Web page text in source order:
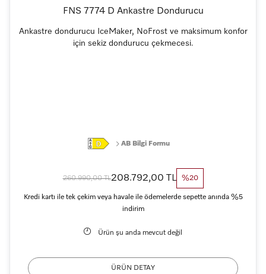
FNS 7774 D Ankastre Dondurucu
Ankastre dondurucu IceMaker, NoFrost ve maksimum konfor
için sekiz dondurucu çekmecesi.
AB Bilgi Formu
260.990,00 TL208.792,00 TL %20
Kredi kartı ile tek çekim veya havale ile ödemelerde sepette anında %5
indirim
Ürün şu anda mevcut değil
ÜRÜN DETAY